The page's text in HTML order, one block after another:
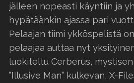
jälleen nopeasti käyntiin ja
hypätäänkin ajassa pari
Pelaajan tiimi ykköspelistä
pelaajaa auttaa nyt
luokiteltu Cerberus,
”Illusive Man” kulkevan, X-